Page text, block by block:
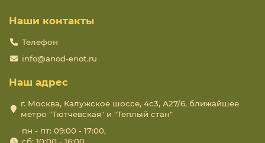
Наши контакты
Телефон
info@anod-enot.ru
Наш адрес
г. Москва, Калужское шоссе, 4с3, А27/6, ближайшее
метро "Тютчевская" и "Теплый стан"
пн - пт: 09:00 - 17:00,